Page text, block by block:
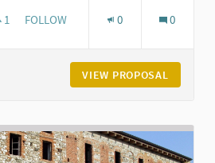
1 1 FOLLOWER
FOLLOW 0 0
VIEW PROPOSAL